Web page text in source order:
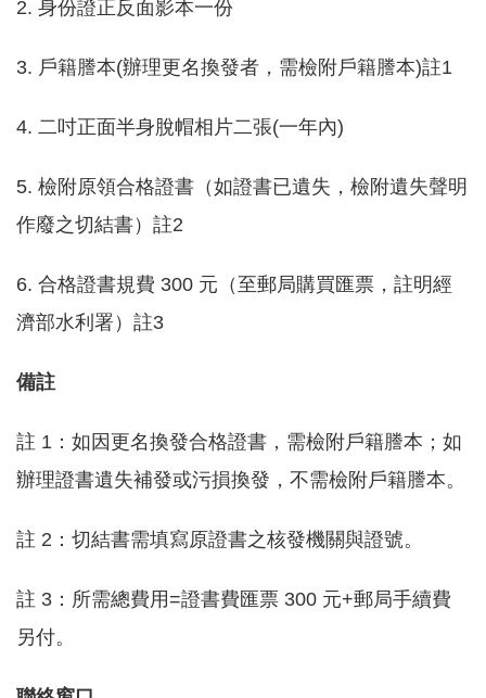
訊
便
服
資
訊
務
於
本
署
網
導
首
2. 身份證正反面影本一份
3. 戶籍謄本(辦理更名換發者，需檢附戶籍謄本)註1
4. 二吋正面半身脫帽相片二張(一年內)
5. 檢附原領合格證書（如證書已遺失，檢附遺失聲明
作廢之切結書）註2
6. 合格證書規費 300 元（至郵局購買匯票，註明經
濟部水利署）註3
備註
註 1：如因更名換發合格證書，需檢附戶籍謄本；如
辦理證書遺失補發或污損換發，不需檢附戶籍謄本。
註 2：切結書需填寫原證書之核發機關與證號。
註 3：所需總費用=證書費匯票 300 元+郵局手續費
另付。